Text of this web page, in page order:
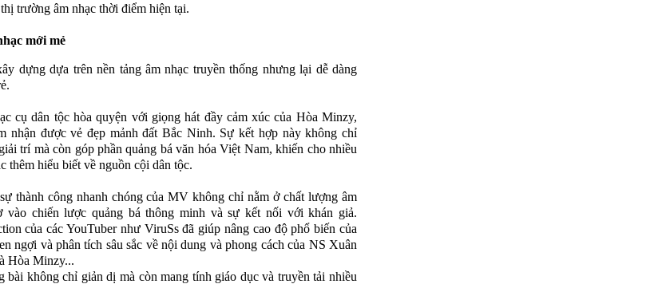
trường âm nhạc thời điểm hiện tại.
mới mẻ
dựng dựa trên nền tảng âm nhạc truyền thống nhưng lại dễ dàng
cụ dân tộc hòa quyện với giọng hát đầy cảm xúc của Hòa Minzy,
nhận được vẻ đẹp mảnh đất Bắc Ninh. Sự kết hợp này không chỉ
trí mà còn góp phần quảng bá văn hóa Việt Nam, khiến cho nhiều
thêm hiểu biết về nguồn cội dân tộc.
thành công nhanh chóng của MV không chỉ nằm ở chất lượng âm
vào chiến lược quảng bá thông minh và sự kết nối với khán giả.
của các YouTuber như ViruSs đã giúp nâng cao độ phổ biến của
ngợi và phân tích sâu sắc về nội dung và phong cách của NS Xuân
Hòa Minzy...
bài không chỉ giản dị mà còn mang tính giáo dục và truyền tải nhiều